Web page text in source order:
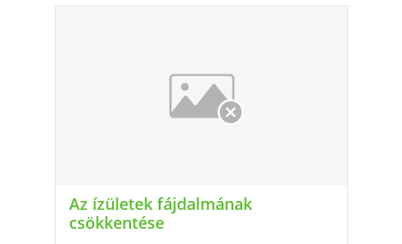
Az ízületek fájdalmának
csökkentése